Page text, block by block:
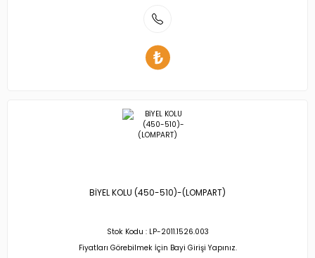
BİYEL KOLU (450-510)-(LOMPART)
Stok Kodu : LP-2011.1526.003
Fiyatları Görebilmek İçin Bayi Girişi Yapınız.